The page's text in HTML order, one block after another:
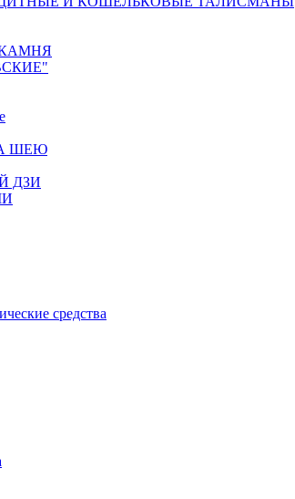
ШЕЮ
ДЗИ
средства